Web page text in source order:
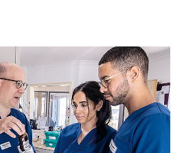
übergibt Rahmenlehrplan und